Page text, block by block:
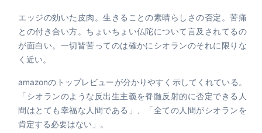
エッジの効いた皮肉。生きることの素晴らしさの否定。苦痛
との付き合い方。ちょいちょい仏陀について言及されてるの
が面白い。一切皆苦ってのは確かにシオランのそれに限りな
く近い。
amazonのトップレビューが分かりやすく示してくれている。
「シオランのような反出生主義を脊髄反射的に否定できる人
間はとても幸福な人間である」、「全ての人間がシオランを
肯定する必要はない」。